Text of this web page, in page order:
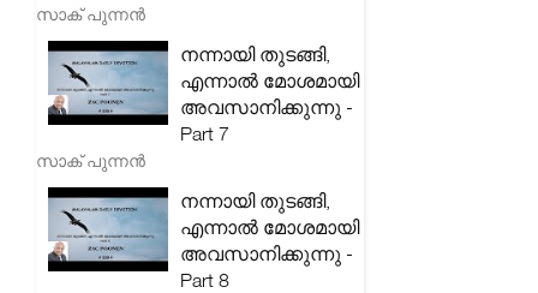
സാക് പുന്നൻ
നന്നായി തുടങ്ങി,
എന്നാൽ മോശമായി
അവസാനിക്കുന്നു -
Part 7
സാക് പുന്നൻ
നന്നായി തുടങ്ങി,
എന്നാൽ മോശമായി
അവസാനിക്കുന്നു -
Part 8